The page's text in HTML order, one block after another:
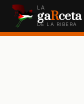
LA
gaRceta
DE LA RIBERA